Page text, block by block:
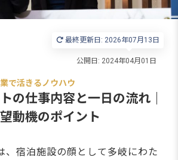
最終更新日: 2026年07月13日
で活きるノウハウ
の仕事内容と一日の流れ｜
動機のポイント
、宿泊施設の顔として多岐にわた